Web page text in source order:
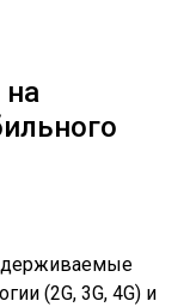
(2G, 3G, 4G) и